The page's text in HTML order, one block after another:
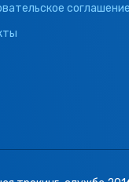
соглашение